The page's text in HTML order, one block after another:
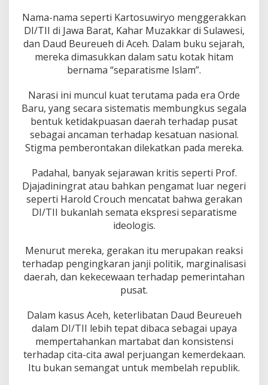
Nama-nama seperti Kartosuwiryo menggerakkan
DI/TII di Jawa Barat, Kahar Muzakkar di Sulawesi,
dan Daud Beureueh di Aceh. Dalam buku sejarah,
mereka dimasukkan dalam satu kotak hitam
bernama “separatisme Islam”.
Narasi ini muncul kuat terutama pada era Orde
Baru, yang secara sistematis membungkus segala
bentuk ketidakpuasan daerah terhadap pusat
sebagai ancaman terhadap kesatuan nasional.
Stigma pemberontakan dilekatkan pada mereka.
Padahal, banyak sejarawan kritis seperti Prof.
Djajadiningrat atau bahkan pengamat luar negeri
seperti Harold Crouch mencatat bahwa gerakan
DI/TII bukanlah semata ekspresi separatisme
ideologis.
Menurut mereka, gerakan itu merupakan reaksi
terhadap pengingkaran janji politik, marginalisasi
daerah, dan kekecewaan terhadap pemerintahan
pusat.
Dalam kasus Aceh, keterlibatan Daud Beureueh
dalam DI/TII lebih tepat dibaca sebagai upaya
mempertahankan martabat dan konsistensi
terhadap cita-cita awal perjuangan kemerdekaan.
Itu bukan semangat untuk membelah republik.